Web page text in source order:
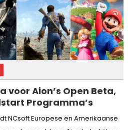
voor Aion’s Open Beta,
Programma’s
NCsoft Europese en Amerikaanse